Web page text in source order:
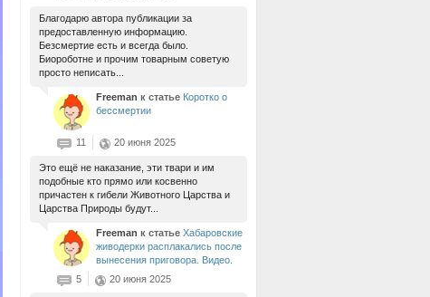
Благодарю автора публикации за
предоставленную информацию.
Безсмертие есть и всегда было.
Биороботне и прочим товарным советую
просто неписать...
Freeman к статье Коротко о
бессмертии
11 20 июня 2025
Это ещё не наказание, эти твари и им
подобные кто прямо или косвенно
причастен к гибели Животного Царства и
Царства Природы будут...
Freeman к статье Хабаровские
живодерки расплакались после
вынесения приговора. Видео.
5
20 июня 2025